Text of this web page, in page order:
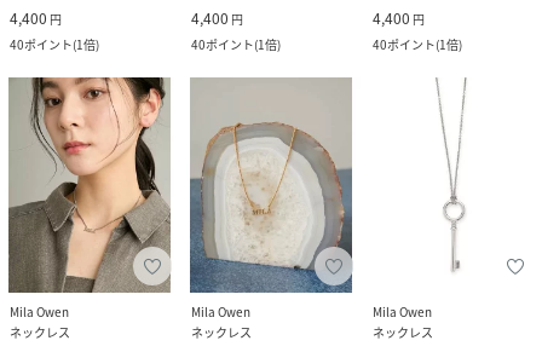
4,400 円
40ポイント(1倍)
4,400 円
40ポイント(1倍)
4,400 円
40ポイント(1倍)
Mila Owen
ネックレス
Mila Owen
ネックレス
Mila Owen
ネックレス